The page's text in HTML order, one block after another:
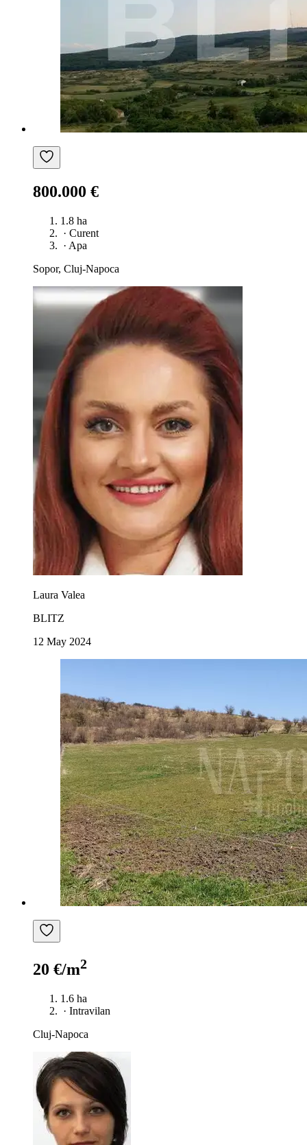
800.000 €
1.8 ha
· Curent
· Apa
Sopor, Cluj-Napoca
Laura Valea
BLITZ
12 May 2024
20 €/m2
1.6 ha
· Intravilan
Cluj-Napoca